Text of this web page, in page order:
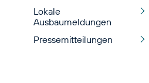
Lokale
Ausbaumeldungen
Pressemitteilungen